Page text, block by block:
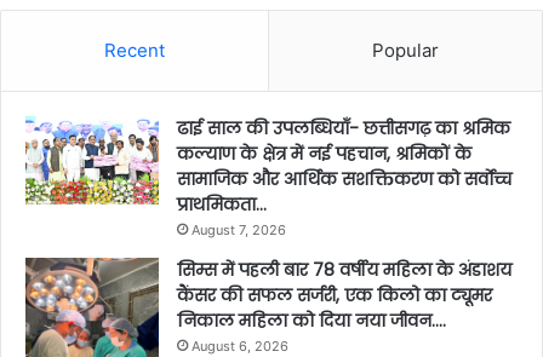
Recent Popular
ढाई साल की उपलब्धियाँ- छत्तीसगढ़ का श्रमिक
कल्याण के क्षेत्र में नई पहचान, श्रमिकों के
सामाजिक और आर्थिक सशक्तिकरण को सर्वाेच्च
प्राथमिकता…
August 7, 2026
सिम्स में पहली बार 78 वर्षीय महिला के अंडाशय
कैंसर की सफल सर्जरी, एक किलो का ट्यूमर
निकाल महिला को दिया नया जीवन….
August 6, 2026